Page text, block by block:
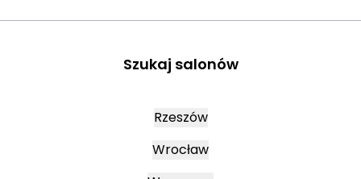
Szukaj salonów
Rzeszów
Wrocław